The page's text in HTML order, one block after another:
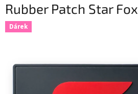
Rubber Patch Star Fox
Dárek